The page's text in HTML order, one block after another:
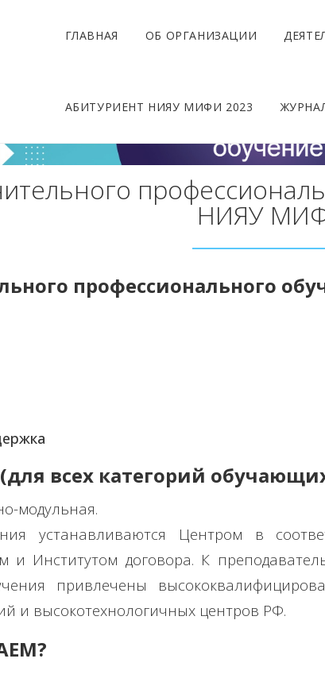
ГЛАВНАЯ ОБ ОРГАНИЗАЦИИ
АБИТУРИЕНТ НИЯУ МИФИ 2023
НИЯУ
профессионального
всех категорий
модульная.
устанавливаются Центром в
и Институтом договора. К
привлечены
и высокотехнологичных центров РФ.